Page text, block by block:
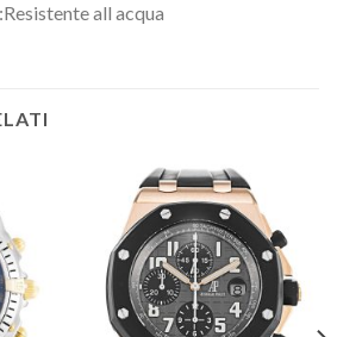
:Resistente all acqua